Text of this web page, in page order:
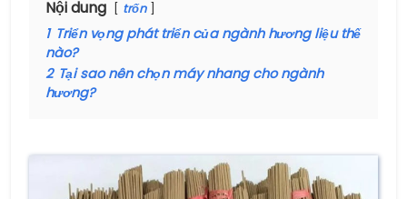
Nội dung trốn
1 Triển vọng phát triển của ngành hương liệu thế
nào?
2 Tại sao nên chọn máy nhang cho ngành
hương?